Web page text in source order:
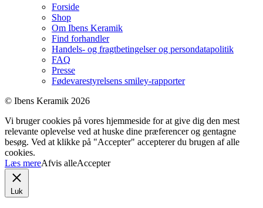
Forside
Shop
Om Ibens Keramik
Find forhandler
Handels- og fragtbetingelser og persondatapolitik
FAQ
Presse
Fødevarestyrelsens smiley-rapporter
© Ibens Keramik 2026
Vi bruger cookies på vores hjemmeside for at give dig den mest
relevante oplevelse ved at huske dine præferencer og gentagne
besøg. Ved at klikke på "Accepter" accepterer du brugen af ​​alle
cookies.
Læs mereAfvis alleAccepter
Luk